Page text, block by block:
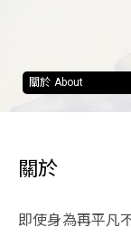
關於 About
關於
即使身為再平凡